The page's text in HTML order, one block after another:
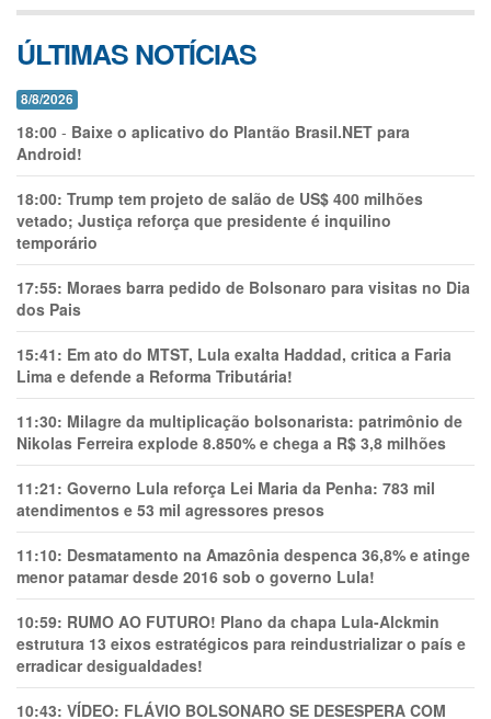
ÚLTIMAS NOTÍCIAS
8/8/2026
18:00 - Baixe o aplicativo do Plantão Brasil.NET para
Android!
18:00: Trump tem projeto de salão de US$ 400 milhões
vetado; Justiça reforça que presidente é inquilino
temporário
17:55: Moraes barra pedido de Bolsonaro para visitas no Dia
dos Pais
15:41: Em ato do MTST, Lula exalta Haddad, critica a Faria
Lima e defende a Reforma Tributária!
11:30: Milagre da multiplicação bolsonarista: patrimônio de
Nikolas Ferreira explode 8.850% e chega a R$ 3,8 milhões
11:21: Governo Lula reforça Lei Maria da Penha: 783 mil
atendimentos e 53 mil agressores presos
11:10: Desmatamento na Amazônia despenca 36,8% e atinge
menor patamar desde 2016 sob o governo Lula!
10:59: RUMO AO FUTURO! Plano da chapa Lula-Alckmin
estrutura 13 eixos estratégicos para reindustrializar o país e
erradicar desigualdades!
10:43: VÍDEO: FLÁVIO BOLSONARO SE DESESPERA COM